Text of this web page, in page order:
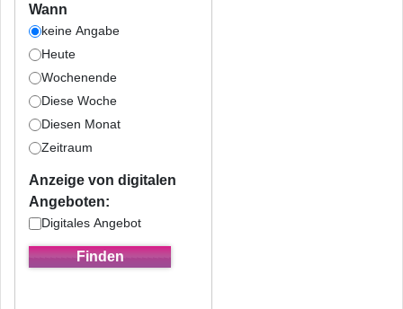
Wann
keine Angabe
Heute
Wochenende
Diese Woche
Diesen Monat
Zeitraum
Anzeige von digitalen
Angeboten:
Digitales Angebot